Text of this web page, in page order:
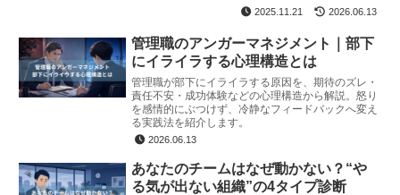
2025.11.21 2026.06.13
管理職のアンガーマネジメント｜部下
にイライラする心理構造とは
管理職が部下にイライラする原因を、期待のズレ・
責任不安・成功体験などの心理構造から解説。怒り
を感情的にぶつけず、冷静なフィードバックへ変え
る実践法を紹介します。
2026.06.13
あなたのチームはなぜ動かない？“や
る気が出ない組織”の4タイプ診断